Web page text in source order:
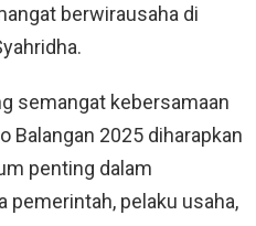
berwirausaha di
semangat kebersamaan
Balangan 2025 diharapkan
penting dalam
pemerintah, pelaku usaha,